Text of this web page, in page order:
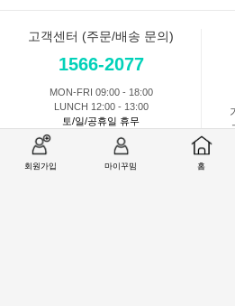
회원가입 마이꾸밈 홈
고객센터 (주문/배송 문의)
1566-2077
MON-FRI 09:00 - 18:00
LUNCH 12:00 - 13:00
토/일/공휴일 휴무